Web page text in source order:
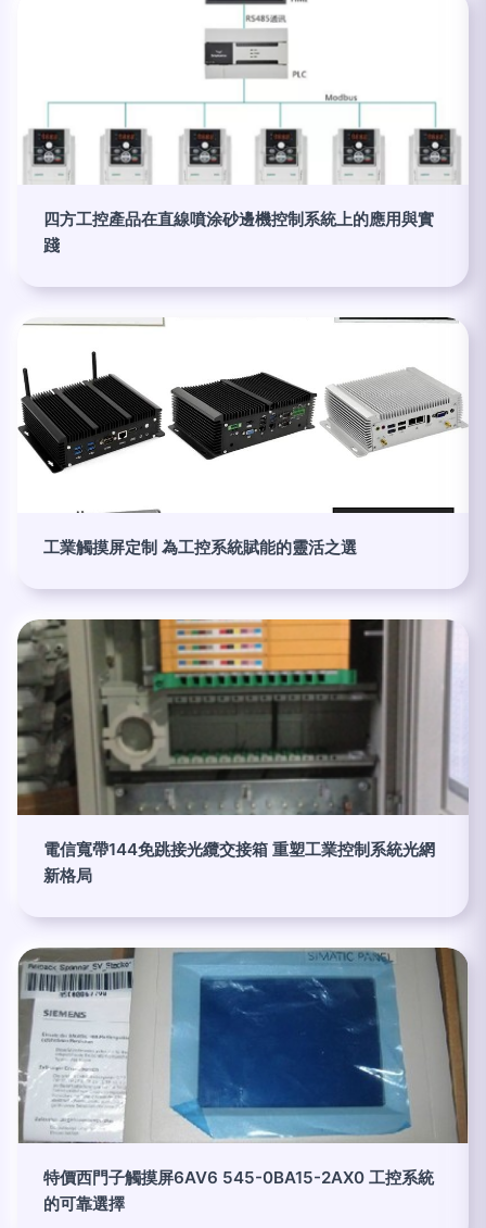
四方工控產品在直線噴涂砂邊機控制系統上的應用與實
踐
工業觸摸屏定制 為工控系統賦能的靈活之選
電信寬帶144免跳接光纜交接箱 重塑工業控制系統光網
新格局
特價西門子觸摸屏6AV6 545-0BA15-2AX0 工控系統
的可靠選擇